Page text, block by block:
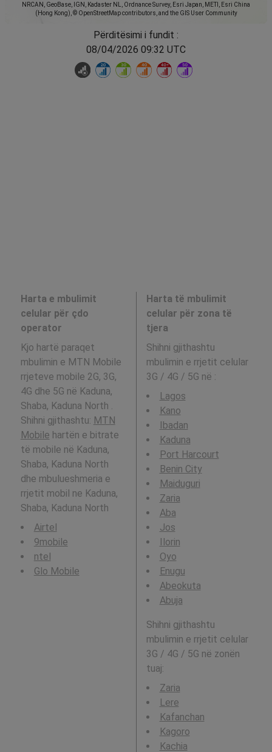
NRCAN, GeoBase, IGN, Kadaster NL, Ordnance Survey, Esri Japan, METI, Esri China
(Hong Kong), © OpenStreetMap contributors, and the GIS User Community
Përditësimi i fundit :
08/04/2026 09:32 UTC
Harta e mbulimit
celular për çdo
operator
Kjo hartë paraqet
mbulimin e MTN Mobile
rrjeteve mobile 2G, 3G,
4G dhe 5G në Kaduna,
Shaba, Kaduna North .
Shihni gjithashtu: MTN
Mobile hartën e bitrate
të mobile në Kaduna,
Shaba, Kaduna North
dhe mbulueshmeria e
rrjetit mobil ne Kaduna,
Shaba, Kaduna North
Airtel
9mobile
ntel
Glo Mobile
Harta të mbulimit
celular për zona të
tjera
Shihni gjithashtu
mbulimin e rrjetit celular
3G / 4G / 5G në :
Lagos
Kano
Ibadan
Kaduna
Port Harcourt
Benin City
Maiduguri
Zaria
Aba
Jos
Ilorin
Oyo
Enugu
Abeokuta
Abuja
Shihni gjithashtu
mbulimin e rrjetit celular
3G / 4G / 5G në zonën
tuaj:
Zaria
Lere
Kafanchan
Kagoro
Kachia